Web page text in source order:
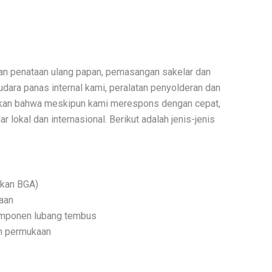
penataan ulang papan, pemasangan sakelar dan
panas internal kami, peralatan penyolderan dan
bahwa meskipun kami merespons dengan cepat,
lokal dan internasional. Berikut adalah jenis-jenis
BGA)
lubang tembus
permukaan